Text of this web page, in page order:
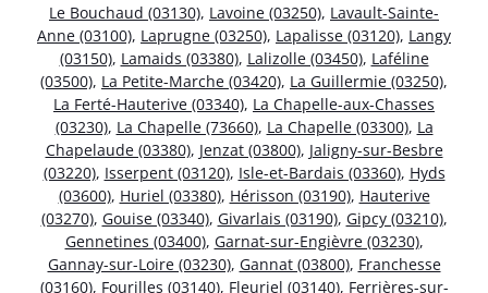
Le Bouchaud (03130), Lavoine (03250), Lavault-Sainte-
Anne (03100), Laprugne (03250), Lapalisse (03120), Langy
(03150), Lamaids (03380), Lalizolle (03450), Laféline
(03500), La Petite-Marche (03420), La Guillermie (03250),
La Ferté-Hauterive (03340), La Chapelle-aux-Chasses
(03230), La Chapelle (73660), La Chapelle (03300), La
Chapelaude (03380), Jenzat (03800), Jaligny-sur-Besbre
(03220), Isserpent (03120), Isle-et-Bardais (03360), Hyds
(03600), Huriel (03380), Hérisson (03190), Hauterive
(03270), Gouise (03340), Givarlais (03190), Gipcy (03210),
Gennetines (03400), Garnat-sur-Engièvre (03230),
Gannay-sur-Loire (03230), Gannat (03800), Franchesse
(03160), Fourilles (03140), Fleuriel (03140), Ferrières-sur-